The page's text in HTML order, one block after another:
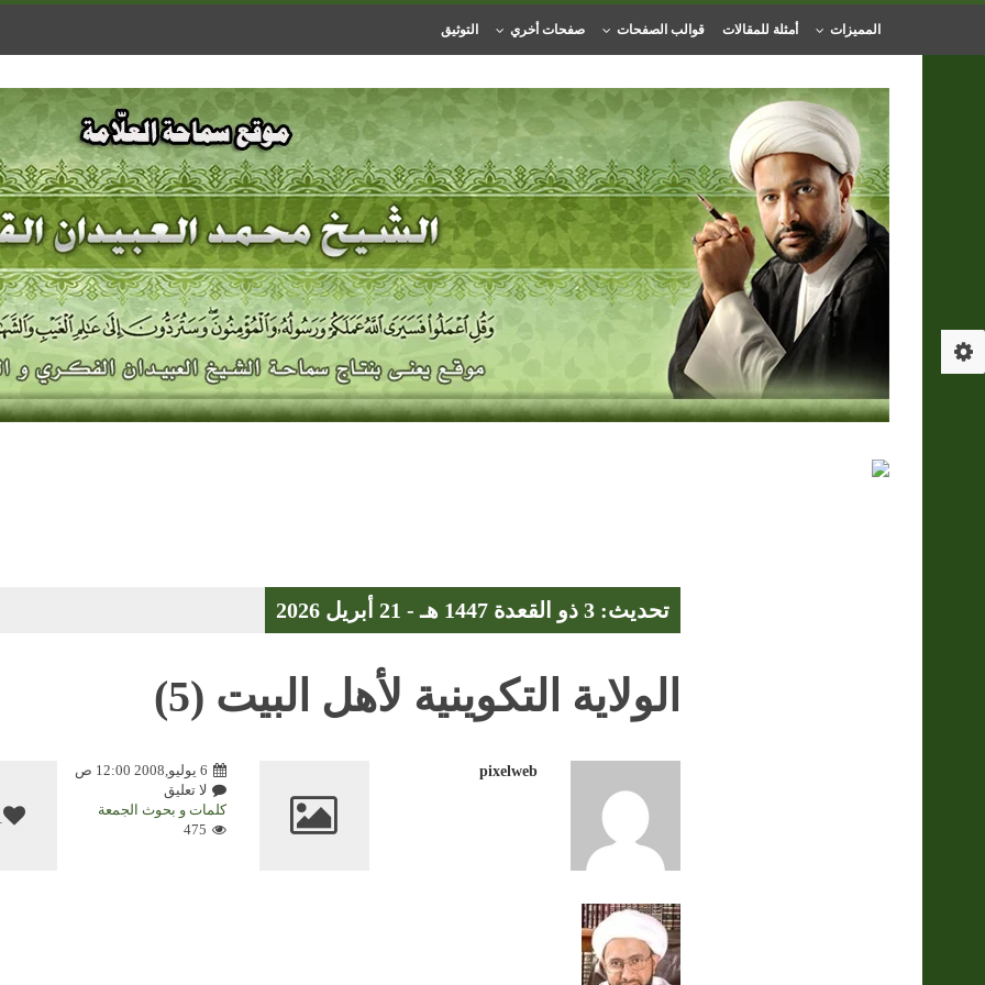
المميزات أمثلة للمقالات قوالب الصفحات صفحات أخري التوثيق
تحديث: 3 ذو القعدة 1447 هـ - 21 أبريل 2026
الولاية التكوينية لأهل البيت (5)
pixelweb
6 يوليو,2008 12:00 ص
لا تعليق
كلمات و بحوث الجمعة
475